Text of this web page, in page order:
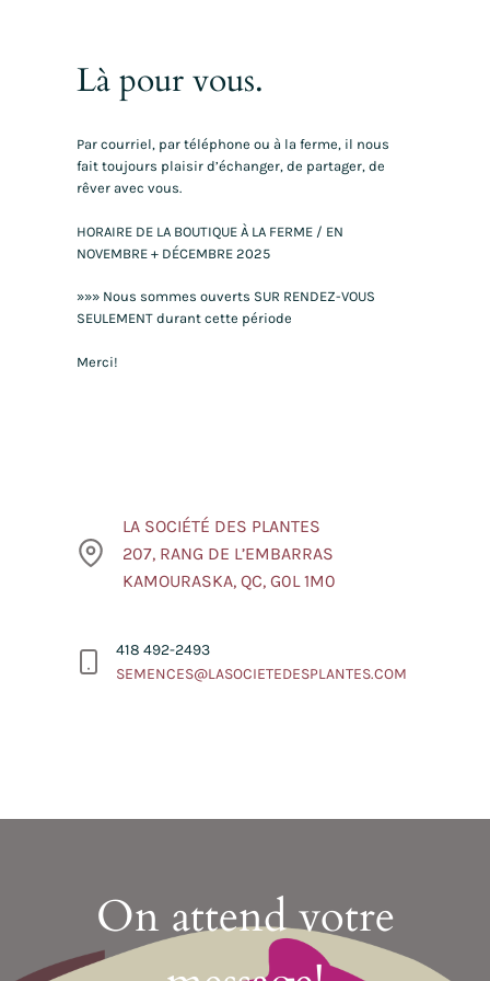
Là pour vous.
Par courriel, par téléphone ou à la ferme, il nous
fait toujours plaisir d’échanger, de partager, de
rêver avec vous.
HORAIRE DE LA BOUTIQUE À LA FERME / EN
NOVEMBRE + DÉCEMBRE 2025
»»» Nous sommes ouverts SUR RENDEZ-VOUS
SEULEMENT durant cette période
Merci!
LA SOCIÉTÉ DES PLANTES
207, RANG DE L’EMBARRAS
KAMOURASKA, QC, G0L 1M0
418 492-2493
SEMENCES@LASOCIETEDESPLANTES.COM
On attend votre